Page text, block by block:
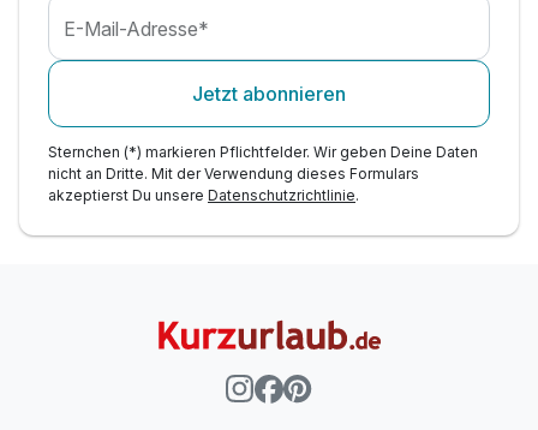
E-Mail-Adresse*
Jetzt abonnieren
Sternchen (*) markieren Pflichtfelder. Wir geben Deine Daten
nicht an Dritte. Mit der Verwendung dieses Formulars
akzeptierst Du unsere Datenschutzrichtlinie.